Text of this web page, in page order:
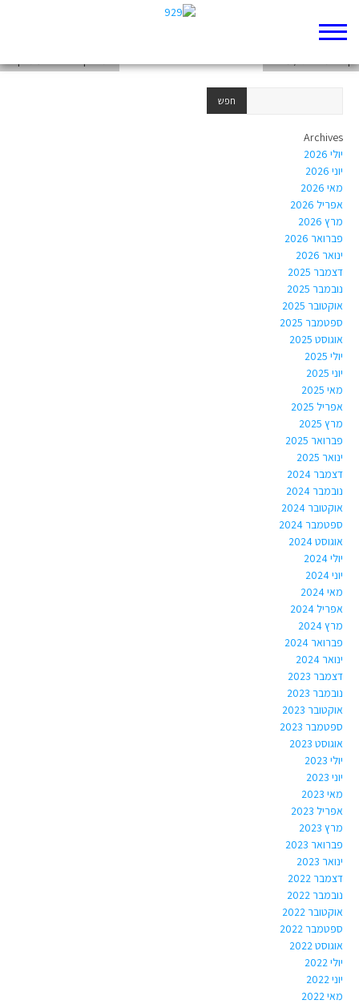
Archives
יולי 2026
יוני 2026
מאי 2026
אפריל 2026
מרץ 2026
פברואר 2026
ינואר 2026
דצמבר 2025
נובמבר 2025
אוקטובר 2025
ספטמבר 2025
אוגוסט 2025
יולי 2025
יוני 2025
מאי 2025
אפריל 2025
מרץ 2025
פברואר 2025
ינואר 2025
דצמבר 2024
נובמבר 2024
אוקטובר 2024
ספטמבר 2024
אוגוסט 2024
יולי 2024
יוני 2024
מאי 2024
אפריל 2024
מרץ 2024
פברואר 2024
ינואר 2024
דצמבר 2023
נובמבר 2023
אוקטובר 2023
ספטמבר 2023
אוגוסט 2023
יולי 2023
יוני 2023
מאי 2023
אפריל 2023
מרץ 2023
פברואר 2023
ינואר 2023
דצמבר 2022
נובמבר 2022
אוקטובר 2022
ספטמבר 2022
אוגוסט 2022
יולי 2022
יוני 2022
מאי 2022